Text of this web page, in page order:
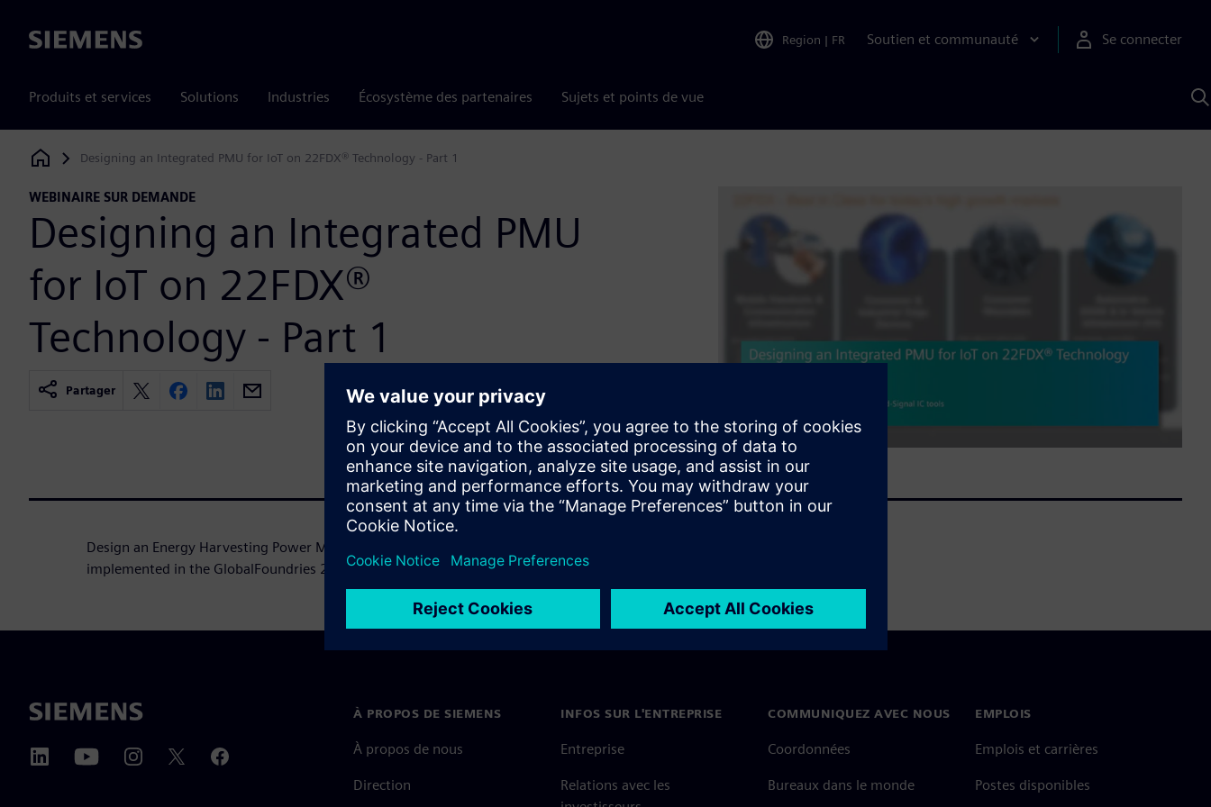
Siemens Region | FR Soutien et communauté Se connecter
Produits et services Solutions Industries Écosystème des partenaires Sujets et points de vue
Siemens Digital Industries Software
Designing an Integrated PMU for IoT on 22FDX® Technology - Part 1
WEBINAIRE SUR DEMANDE
Designing an Integrated PMU
for IoT on 22FDX®
Technology - Part 1
Partager
Design an Energy Harvesting Power Management unit in Tanner tools,
implemented in the GlobalFoundries 22FDX® Technology.
À PROPOS DE SIEMENS
À propos de nous
Direction
INFOS SUR L'ENTREPRISE
Entreprise
Relations avec les
COMMUNIQUEZ AVEC NOUS
Coordonnées
Bureaux dans le monde
EMPLOIS
Emplois et carrières
Postes disponibles